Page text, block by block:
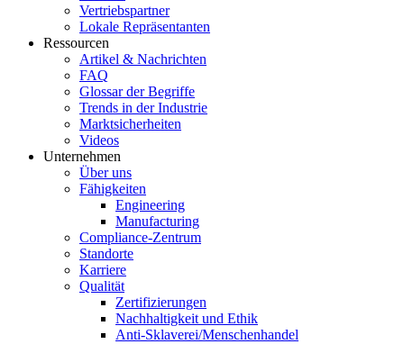
Vertriebspartner
Lokale Repräsentanten
Ressourcen
Artikel & Nachrichten
FAQ
Glossar der Begriffe
Trends in der Industrie
Marktsicherheiten
Videos
Unternehmen
Über uns
Fähigkeiten
Engineering
Manufacturing
Compliance-Zentrum
Standorte
Karriere
Qualität
Zertifizierungen
Nachhaltigkeit und Ethik
Anti-Sklaverei/Menschenhandel